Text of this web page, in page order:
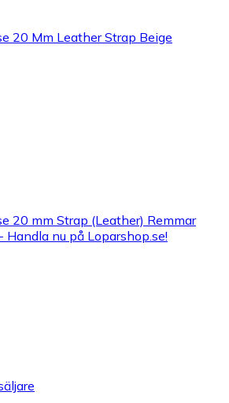
20 Mm Leather Strap Beige
20 mm Strap (Leather) Remmar
Handla nu på Loparshop.se!